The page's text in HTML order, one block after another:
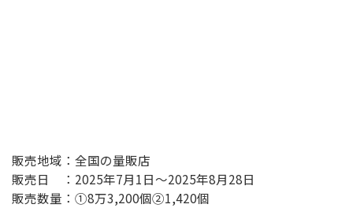
販売地域：全国の量販店
販売日 ：2025年7月1日～2025年8月28日
販売数量：①8万3,200個②1,420個